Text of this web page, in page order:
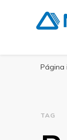
Página
TAG